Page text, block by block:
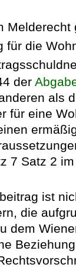
Melderecht
für die
der
als
für eine
7 Satz 2
ist
die
dem